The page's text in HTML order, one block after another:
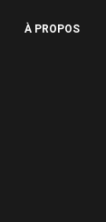
À PROPOS